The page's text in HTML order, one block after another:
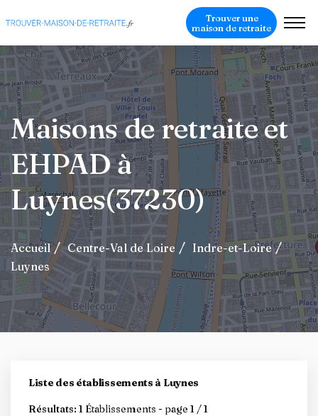
Trouver une
maison de retraite
Maisons de retraite et
EHPAD à
Luynes(37230)
Accueil Centre-Val de Loire
Indre-et-Loire
Luynes
Liste des établissements à Luynes
Résultats: 1 Établissements - page 1 / 1